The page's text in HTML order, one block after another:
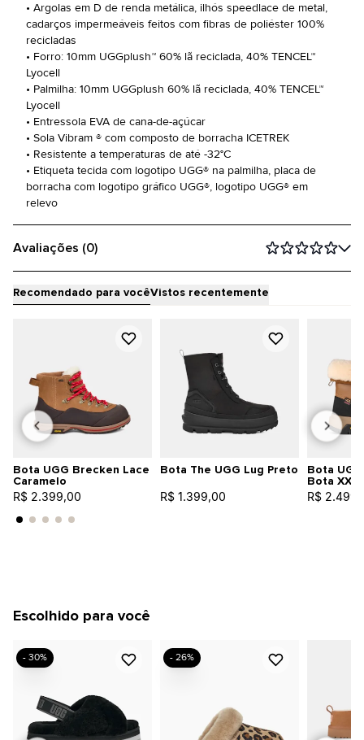
• Argolas em D de renda metálica, ilhós speedlace de metal,
cadarços impermeáveis feitos com fibras de poliéster 100%
recicladas
• Forro: 10mm UGGplush™ 60% lã reciclada, 40% TENCEL™
Lyocell
• Palmilha: 10mm UGGplush 60% lã reciclada, 40% TENCEL™
Lyocell
• Entressola EVA de cana-de-açúcar
• Sola Vibram ® com composto de borracha ICETREK
• Resistente a temperaturas de até -32°C
• Etiqueta tecida com logotipo UGG® na palmilha, placa de
borracha com logotipo gráfico UGG®, logotipo UGG® em
relevo
Avaliações (0)
Recomendado para vocêVistos recentemente
Bota UGG Brecken Lace
Caramelo
R$ 2.399,00
Bota The UGG Lug Preto
R$ 1.399,00
Bota
Bota XXV
R$
Escolhido para você
- 30% - 26%